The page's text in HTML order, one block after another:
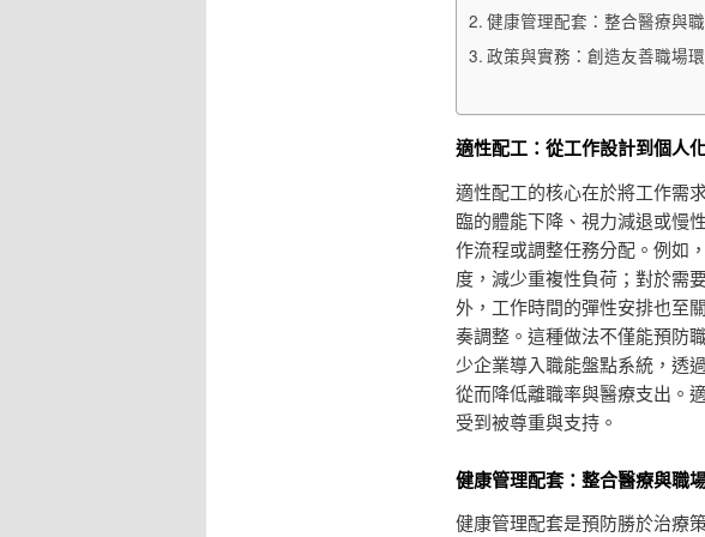
健康管理配套：整合醫療與
政策與實務：創造友善職場
適性配工：從工作設計到個人
適性配工的核心在於將工作需
臨的體能下降、視力減退或慢
作流程或調整任務分配。例如
度，減少重複性負荷；對於需
外，工作時間的彈性安排也至
奏調整。這種做法不僅能預防
少企業導入職能盤點系統，透
從而降低離職率與醫療支出。
受到被尊重與支持。
健康管理配套：整合醫療與職
健康管理配套是預防勝於治療